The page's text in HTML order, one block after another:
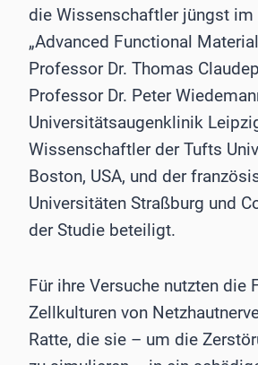
die Wissenschaftler jüngst im
„Advanced Functional
Professor Dr. Thomas
Professor Dr. Peter
Universitätsaugenklinik
Wissenschaftler der Tufts
Boston, USA, und der
Universitäten Straßburg und
der Studie beteiligt.
Für ihre Versuche nutzten die
Zellkulturen von
Ratte, die sie – um die